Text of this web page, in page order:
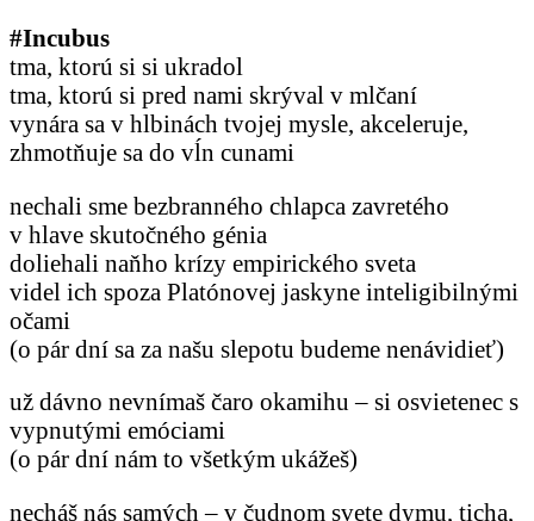
#Incubus
tma, ktorú si si ukradol
tma, ktorú si pred nami skrýval v mlčaní
vynára sa v hlbinách tvojej mysle, akceleruje,
zhmotňuje sa do vĺn cunami
nechali sme bezbranného chlapca zavretého
v hlave skutočného génia
doliehali naňho krízy empirického sveta
videl ich spoza Platónovej jaskyne inteligibilnými
očami
(o pár dní sa za našu slepotu budeme nenávidieť)
už dávno nevnímaš čaro okamihu – si osvietenec s
vypnutými emóciami
(o pár dní nám to všetkým ukážeš)
necháš nás samých – v čudnom svete dymu, ticha,